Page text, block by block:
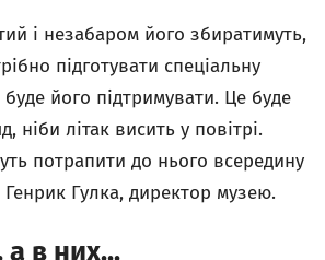
і незабаром його збиратимуть,
підготувати спеціальну
його підтримувати. Це буде
ніби літак висить у повітрі.
потрапити до нього всередину
Гулка, директор музею.
а в них...